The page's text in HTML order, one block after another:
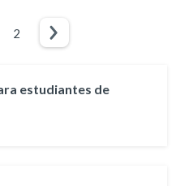
2
estudiantes de